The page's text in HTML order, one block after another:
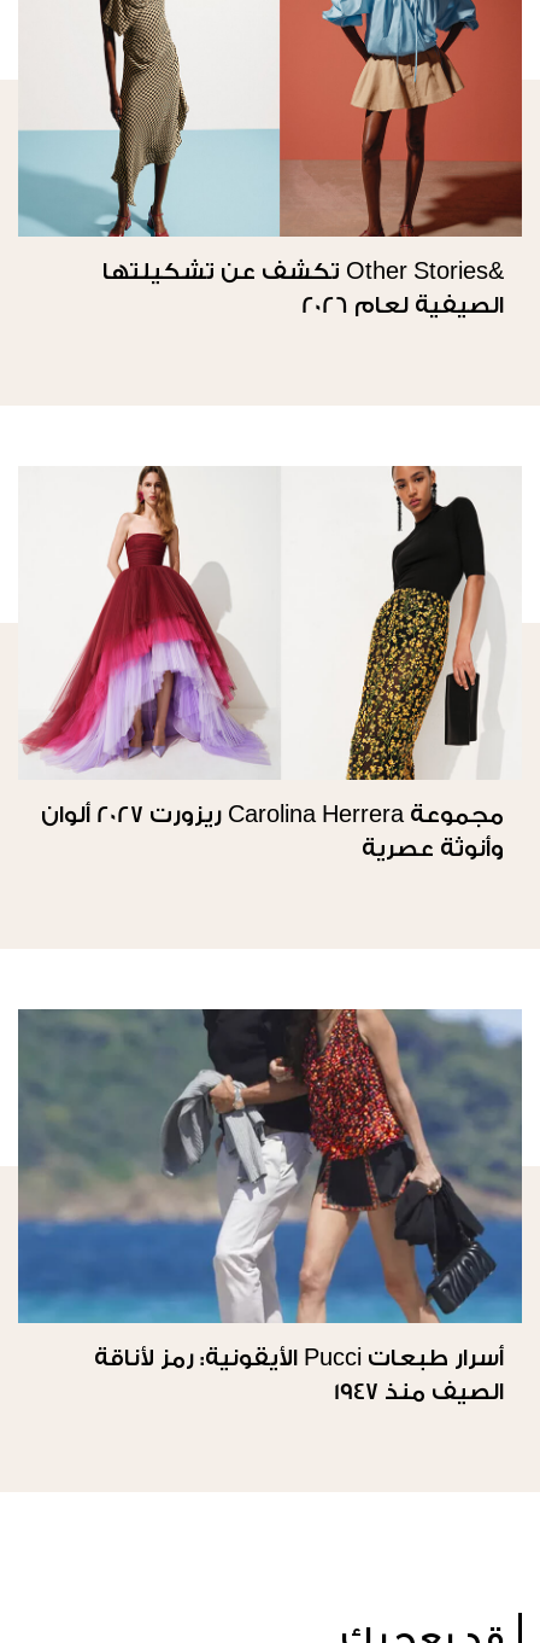
&Other Stories تكشف عن تشكيلتها
الصيفية لعام 2026
مجموعة Carolina Herrera ريزورت 2027 ألوان
وأنوثة عصرية
أسرار طبعات Pucci الأيقونية: رمز لأناقة
الصيف منذ 1947